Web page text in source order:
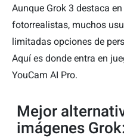
Aunque Grok 3 destaca
fotorrealistas, muchos
limitadas opciones de
Aquí es donde entra en
YouCam AI Pro.
Mejor
imágenes